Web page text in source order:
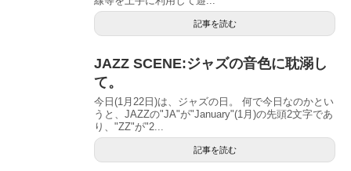
記事を読む
JAZZ SCENE:ジャズの音色に耽溺し
て。
今日(1月22日)は、ジャズの日。 何で今日なのかとい
うと、JAZZの"JA"が"January"(1月)の先頭2文字であ
り、"ZZ"が"2...
記事を読む